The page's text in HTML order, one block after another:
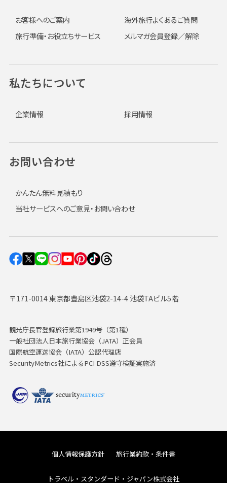
〒171-0014 東京都豊島区池袋2-14-4 池袋TAビル5階
観光庁長官登録旅行業第1949号（第1種）
一般社団法人日本旅行業協会（JATA）正会員
国際航空運送協会（IATA）公認代理店
SecurityMetrics社によるPCI DSS遵守検証実施済
お客様へのご案内
海外旅行よくあるご質問
旅行準備・お役立ちサービス
メルマガ会員登録／解除
私たちについて
企業情報 採用情報
お問い合わせ
かんたん無料見積もり
当社サービスへのご意見・お問い合わせ
個人情報保護方針 旅行業約款・条件書
トラベル・スタンダード・ジャパン株式会社